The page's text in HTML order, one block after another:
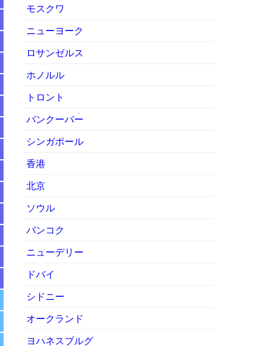
モスクワ
ニューヨーク
ロサンゼルス
ホノルル
トロント
バンクーバー
シンガポール
香港
北京
ソウル
バンコク
ニューデリー
ドバイ
シドニー
オークランド
ヨハネスブルグ